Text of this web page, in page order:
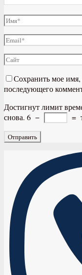
Сохранить мое имя,
последующего
Достигнут лимит
снова. 6 − =